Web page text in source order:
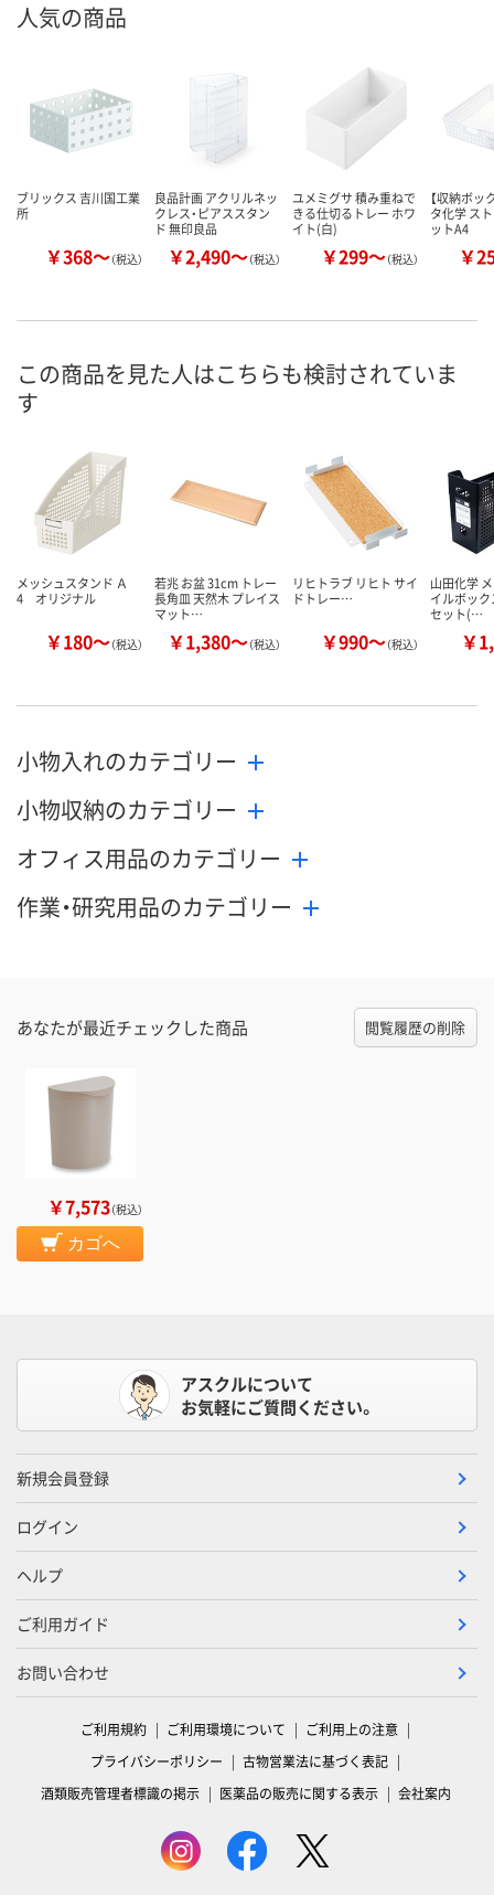
人気の商品
ブリックス 吉川国工業
所
￥368～（税込）
良品計画 アクリルネッ
クレス・ピアススタン
ド 無印良品
￥2,490～（税込）
ユメミグサ 積み重ねで
きる仕切るトレー ホワ
イト(白)
￥299～（税込）
【収納ボッ
タ化学 ス
ットA4
￥
この商品を見た人はこちらも検討されていま
す
メッシュスタンド Ａ
4 オリジナル
￥180～（税込）
若兆 お盆 31cm トレー
長角皿 天然木 プレイス
マット…
￥1,380～（税込）
リヒトラブ リヒト サイ
ドトレー…
￥990～（税込）
山田化学
イルボック
セット(…
￥
小物入れのカテゴリー
小物収納のカテゴリー
オフィス用品のカテゴリー
作業・研究用品のカテゴリー
あなたが最近チェックした商品 閲覧履歴の削除
￥7,573（税込）
カゴへ
アスクルについて
お気軽にご質問ください。
新規会員登録
ログイン
ヘルプ
ご利用ガイド
お問い合わせ
ご利用規約 ご利用環境について
ご利用上の注意
プライバシーポリシー
古物営業法に基づく表記
酒類販売管理者標識の掲示
医薬品の販売に関する表示 会社案内